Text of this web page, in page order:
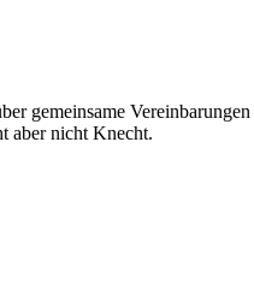
gemeinsame
aber nicht Knecht.